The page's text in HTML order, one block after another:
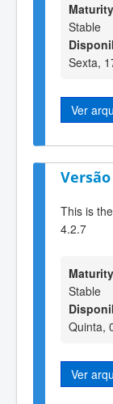
Maturity
Stable
Sexta,
Ver
Versão
This is
4.2.7
Maturity
Stable
Quinta,
Ver